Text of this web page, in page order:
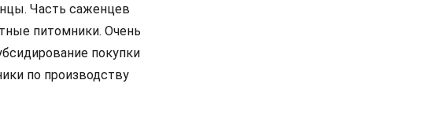
Часть саженцев
питомники. Очень
покупки
по производству